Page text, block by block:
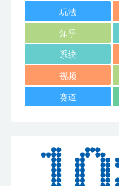
玩法
知乎
系统
视频
赛道